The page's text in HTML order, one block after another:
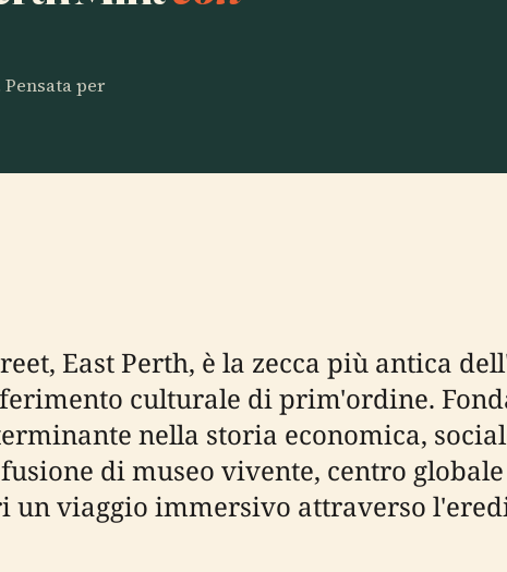
per
East Perth, è la zecca più antica
culturale di prim'ordine.
nella storia economica,
di museo vivente, centro
viaggio immersivo attraverso